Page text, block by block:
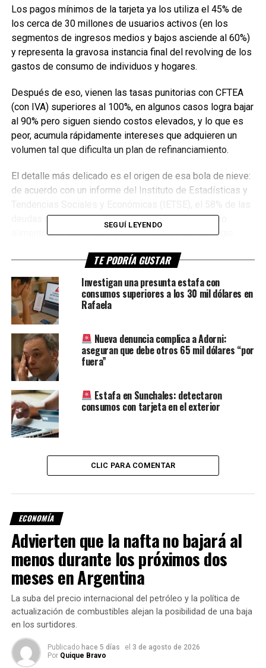
Los pagos mínimos de la tarjeta ya los utiliza el 45% de
los cerca de 30 millones de usuarios activos (en los
segmentos de ingresos medios y bajos asciende al 60%)
y representa la gravosa instancia final del revolving de los
gastos de consumo de individuos y hogares.
Después de eso, vienen las tasas punitorias con CFTEA
(con IVA) superiores al 100%, en algunos casos logra bajar
al 90% pero siguen siendo costos elevados, y lo que es
peor, acumula rápidamente intereses que adquieren un
volumen tal que dificulta un plan de refinanciamiento.
El detalle más delicado es el origen de esa bola de nieve:
de acuerdo con un informe del Instituto de Estadísticas y
deudas con tarjeta de crédito se explica por el rubro
alimentos, lo que marca la centralidad de las compras
de incumplimiento de pagos.
de pasivos
sea más
enfrentan
mayores
restricciones y tasas elevadas.
En 2025, el 15% de los hogares tomó nuevas deudas,
antes, lo cual refleja una renovación constante de deuda,
ante la imposibilidad de cancelarla.
Asimismo, el 65% de los hogares contrajo entre dos y tres
deudas, el 23% solo una, y el 12% acumuló más de tres.
Este último segmento creció 4 puntos con respecto a
2024 (del 8% al 12%), lo que revela una mayor
fragmentación y recurrencia del crédito como estrategia
SEGUÍ LEYENDO
TE PODRÍA GUSTAR
Investigan una presunta estafa con
consumos superiores a los 30 mil dólares en
Rafaela
Nueva denuncia complica a Adorni:
aseguran que debe otros 65 mil dólares “por
fuera”
Estafa en Sunchales: detectaron
consumos con tarjeta en el exterior
CLIC PARA COMENTAR
ECONOMÍA
Advierten que la nafta no bajará al
menos durante los próximos dos
meses en Argentina
La suba del precio internacional del petróleo y la política de
actualización de combustibles alejan la posibilidad de una baja
en los surtidores.
Publicado hace 5 días el 3 de agosto de 2026
Por Quique Bravo